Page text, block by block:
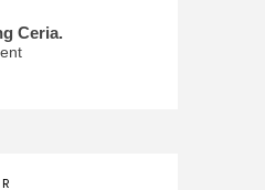
Ceria.
GIRL